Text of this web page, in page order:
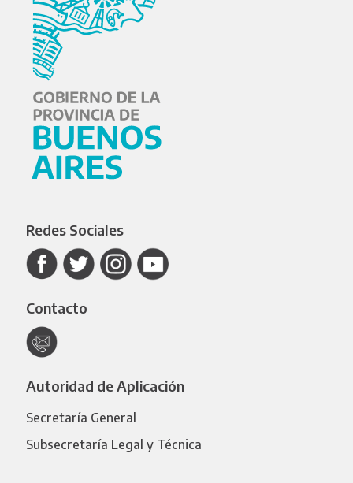
Redes Sociales
Contacto
Autoridad de Aplicación
Secretaría General
Subsecretaría Legal y Técnica